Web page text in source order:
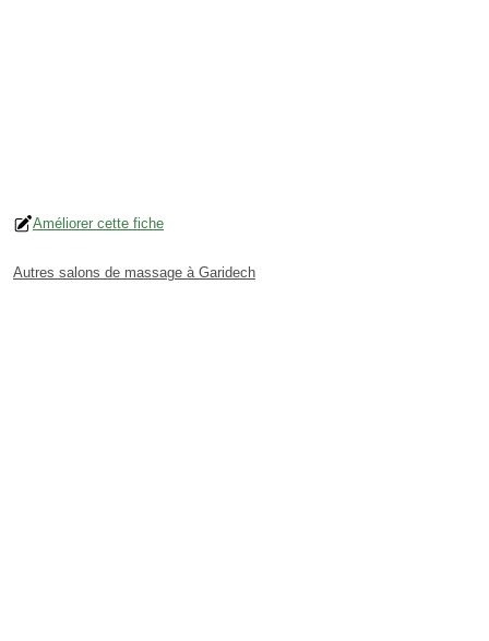
Améliorer cette fiche
Autres salons de massage à Garidech